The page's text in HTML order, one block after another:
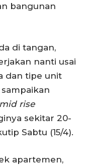
bangunan
di tangan,
nanti usai
dan tipe unit
mid rise
sekitar 20-
Sabtu (15/4).
apartemen,